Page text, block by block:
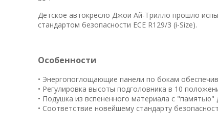
Детское автокресло Джои Ай-Трилло прошло
стандартом безопасности ECE R129/3 (i-Size).
Особенности
• Энергопоглощающие панели по бокам
• Регулировка высоты подголовника в 10
• Подушка из вспененного материала с
• Соответствие новейшему стандарту